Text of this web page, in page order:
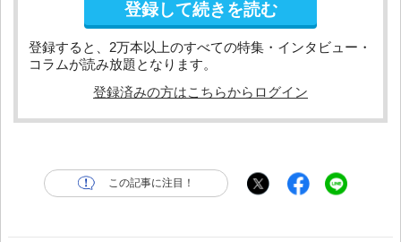
登録して続きを読む
登録すると、2万本以上のすべての特集・インタビュー・
コラムが読み放題となります。
登録済みの方はこちらからログイン
この記事に注目！